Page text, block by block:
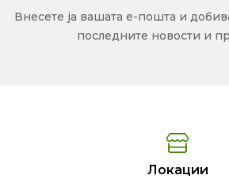
Внесете ја вашата е-пошта и
последните новости и
Локации